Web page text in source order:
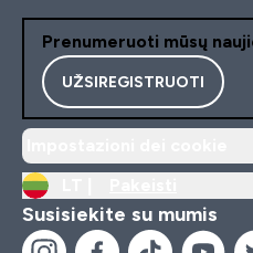
Prenumeruoti mūsų
UŽSIREGISTRUOTI
Susisiekite su mumis